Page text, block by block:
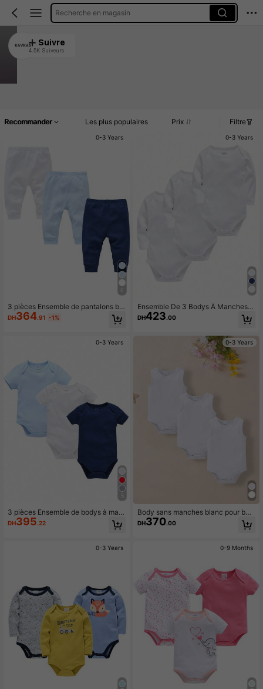
Recherche en magasin
KAVKAS
4.95
Suivre
4.5K Suiveurs
Recommander Les plus populaires Prix Filtre
0-3 Years
6
3 pièces Ensemble de pantalons bé
bé blanc et bleu clair
DH364.91 -1%
0-3 Years
5
3 pièces Ensemble de bodys à man
ches courtes pour bébé, blanc, bleu
DH395.22
0-3 Years
0-3 Years
Ensemble De 3 Bodys À Manches L
ongues En Blanc Pour Bébé Garço
DH423.00
0-3 Years
Body sans manches blanc pour béb
é garçon pour l'été
DH370.00
0-9 Months